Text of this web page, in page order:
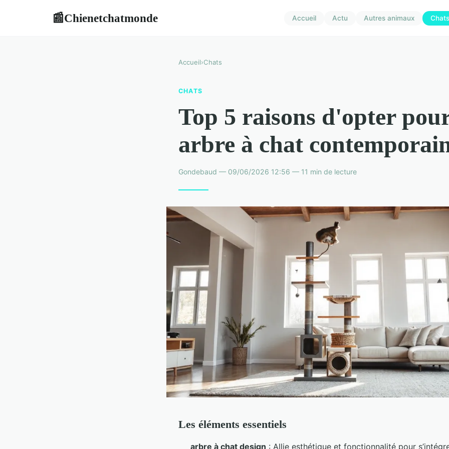
📰Chienetchatmonde Accueil Actu Autres animaux Chats
Accueil›Chats
CHATS
Top 5 raisons d'opter
arbre à chat
Gondebaud — 09/06/2026 12:56 — 11 min de lecture
Les éléments essentiels
arbre à chat design : Allie esthétique et fonctionnalité pour